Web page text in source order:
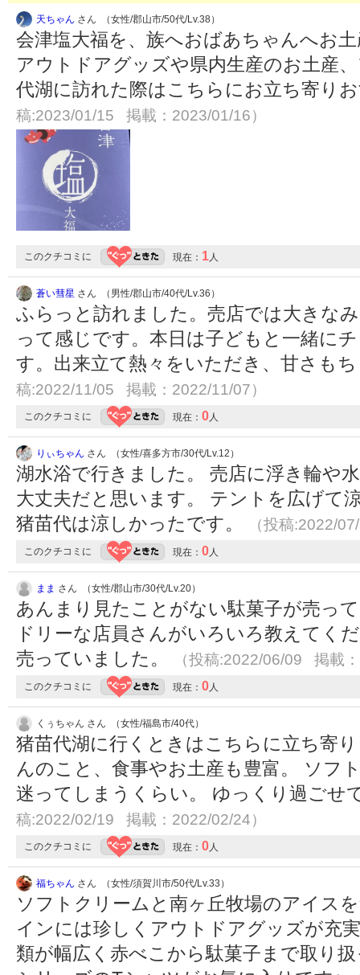
天ちゃん さん （女性/郡山市/50代/Lv.38）
会津塩大福を、族へおばあちゃんへお
アウトドアグッズや県内生産のお土産
代湖に訪れた際はこちらにお立ち寄り
稿:2023/01/15 掲載：2023/01/16）
このクチコミに 現在： 1人
蒼い彗星 さん （男性/郡山市/40代/Lv.36）
ふらっと訪れました。売店では大きな
って感じです。本日は子どもと一緒に
す。出来立て熱々をいただき、甘さも
稿:2022/11/05 掲載：2022/11/07）
このクチコミに 現在： 0人
りぃちゃん さん （女性/喜多方市/30代/Lv.12）
湖水浴で行きました。 売店に浮き輪や
大丈夫だと思います。 テントを広げて
猪苗代は涼しかったです。
（投稿:2022/
このクチコミに 現在： 0人
まま さん （女性/郡山市/30代/Lv.20）
あんまり見たことがない駄菓子が売っ
ドリーな店員さんがいろいろ教えてく
売っていました。
（投稿:2022/06/09 掲載
このクチコミに 現在： 0人
くぅちゃん さん （女性/福島市/40代）
猪苗代湖に行くときはこちらに立ち寄
んのこと、食事やお土産も豊富。 ソフ
迷ってしまうくらい。 ゆっくり過ごせ
稿:2022/02/19 掲載：2022/02/24）
このクチコミに 現在： 0人
福ちゃん さん （女性/須賀川市/50代/Lv.33）
ソフトクリームと南ヶ丘牧場のアイス
インには珍しくアウトドアグッズが充
類が幅広く赤べこから駄菓子まで取り